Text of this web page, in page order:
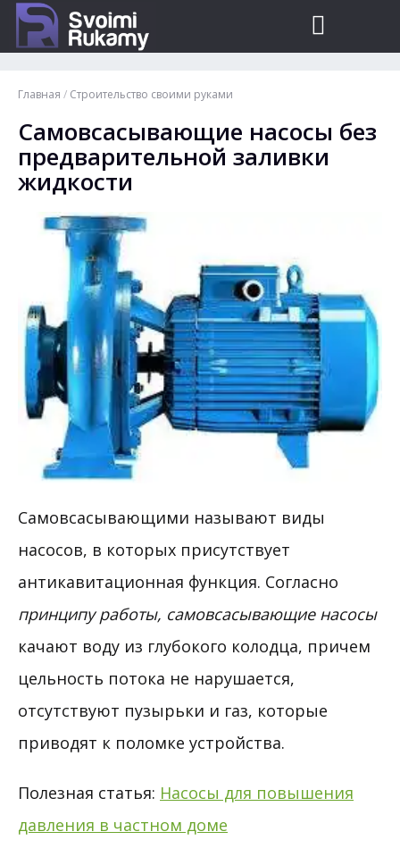
Главная / Строительство своими руками
Самовсасывающие насосы без
предварительной заливки
жидкости
Самовсасывающими называют виды
насосов, в которых присутствует
антикавитационная функция. Согласно
принципу работы, самовсасывающие насосы
качают воду из глубокого колодца, причем
цельность потока не нарушается,
отсутствуют пузырьки и газ, которые
приводят к поломке устройства.
Полезная статья: Насосы для повышения
давления в частном доме